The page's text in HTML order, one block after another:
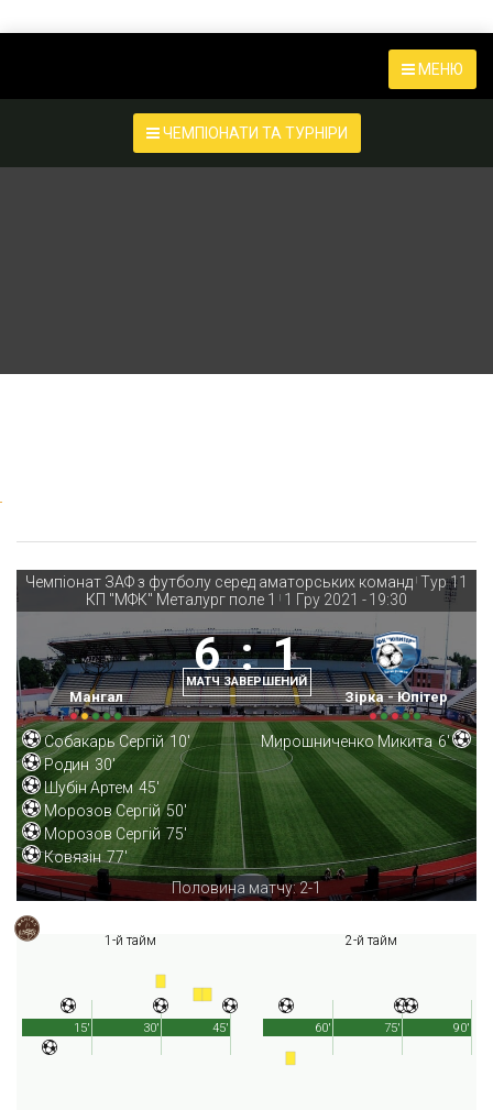
МЕНЮ
ЧЕМПІОНАТИ ТА ТУРНІРИ
Чемпіонат ЗАФ з футболу серед аматорських команд | Тур 11
КП "МФК" Металург поле 1
| 1 Гру 2021 - 19:30
Мангал
6 : 1
МАТЧ ЗАВЕРШЕНИЙ
Зірка - Юпітер
Собакарь Сергій 10'
Родин 30'
Шубін Артем 45'
Морозов Сергій 50'
Морозов Сергій 75'
Ковязін 77'
Мирошниченко Микита 6'
Половина матчу: 2-1
1-й тайм
45'
15' 30'
2-й тайм
90'
60' 75'